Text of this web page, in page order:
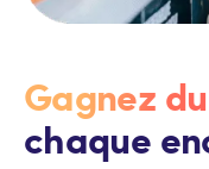
Gagnez
chaque